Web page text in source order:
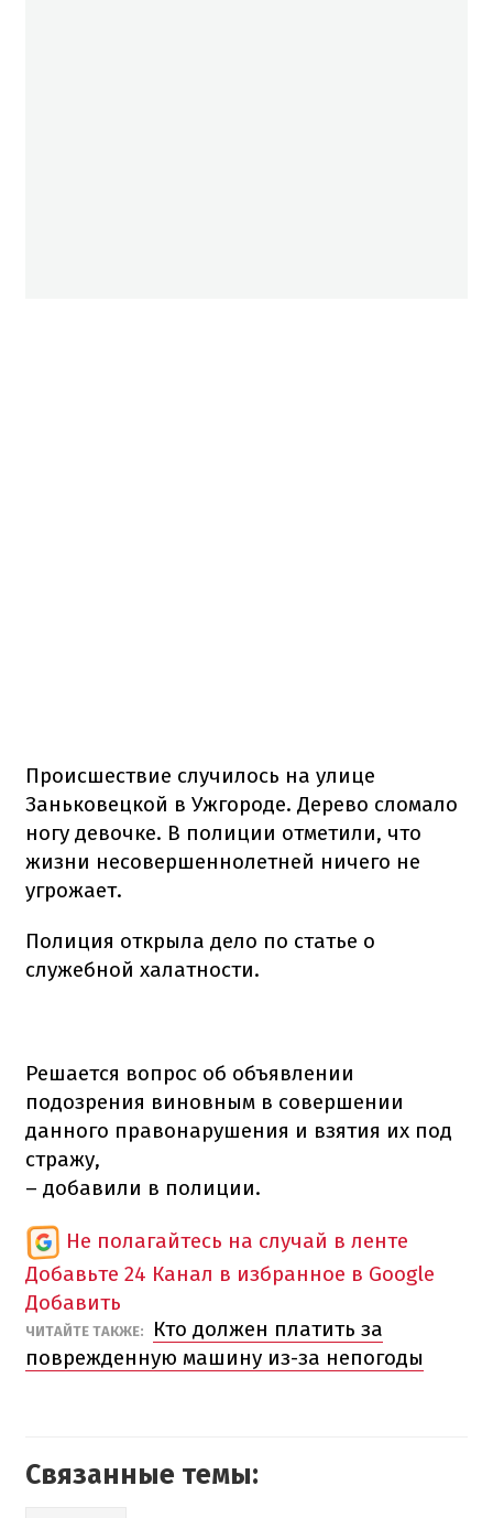
Происшествие случилось на улице
Заньковецкой в Ужгороде. Дерево сломало
ногу девочке. В полиции отметили, что
жизни несовершеннолетней ничего не
угрожает.
Полиция открыла дело по статье о
служебной халатности.
Решается вопрос об объявлении
подозрения виновным в совершении
данного правонарушения и взятия их под
стражу,
– добавили в полиции.
Не полагайтесь на случай в ленте
Добавьте 24 Канал в избранное в Google
Добавить
ЧИТАЙТЕ ТАКЖЕ:
Кто должен платить за
поврежденную машину из-за непогоды
Связанные темы: